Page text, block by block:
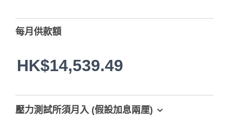
每月供款額
HK$14,539.49
壓力測試所須月入 (假設加息兩厘)